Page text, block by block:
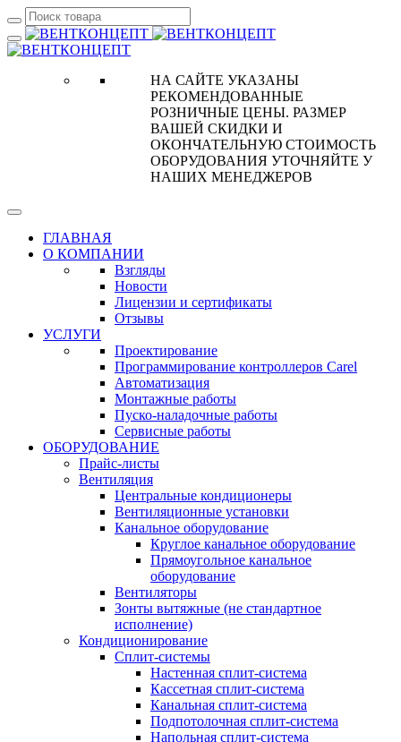
НА САЙТЕ УКАЗАНЫ
РЕКОМЕНДОВАННЫЕ
РОЗНИЧНЫЕ ЦЕНЫ. РАЗМЕР
ВАШЕЙ СКИДКИ И
ОКОНЧАТЕЛЬНУЮ СТОИМОСТЬ
ОБОРУДОВАНИЯ УТОЧНЯЙТЕ У
НАШИХ МЕНЕДЖЕРОВ
ГЛАВНАЯ
О КОМПАНИИ
Взгляды
Новости
Лицензии и сертификаты
Отзывы
УСЛУГИ
Проектирование
Программирование контроллеров Carel
Автоматизация
Монтажные работы
Пуско-наладочные работы
Сервисные работы
ОБОРУДОВАНИЕ
Прайс-листы
Вентиляция
Центральные кондиционеры
Вентиляционные установки
Канальное оборудование
Круглое канальное оборудование
Прямоугольное канальное
оборудование
Вентиляторы
Зонты вытяжные (не стандартное
исполнение)
Кондиционирование
Сплит-системы
Настенная сплит-система
Кассетная сплит-система
Канальная сплит-система
Подпотолочная сплит-система
Напольная сплит-система